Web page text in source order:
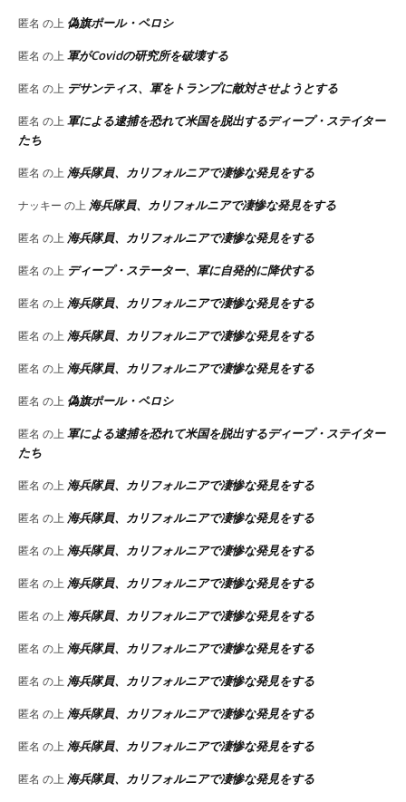
匿名 の上 偽旗ポール・ペロシ
匿名 の上 軍がCovidの研究所を破壊する
匿名 の上 デサンティス、軍をトランプに敵対させようとする
匿名 の上 軍による逮捕を恐れて米国を脱出するディープ・ステイター
たち
匿名 の上 海兵隊員、カリフォルニアで凄惨な発見をする
ナッキー の上 海兵隊員、カリフォルニアで凄惨な発見をする
匿名 の上 海兵隊員、カリフォルニアで凄惨な発見をする
匿名 の上 ディープ・ステーター、軍に自発的に降伏する
匿名 の上 海兵隊員、カリフォルニアで凄惨な発見をする
匿名 の上 海兵隊員、カリフォルニアで凄惨な発見をする
匿名 の上 海兵隊員、カリフォルニアで凄惨な発見をする
匿名 の上 偽旗ポール・ペロシ
匿名 の上 軍による逮捕を恐れて米国を脱出するディープ・ステイター
たち
匿名 の上 海兵隊員、カリフォルニアで凄惨な発見をする
匿名 の上 海兵隊員、カリフォルニアで凄惨な発見をする
匿名 の上 海兵隊員、カリフォルニアで凄惨な発見をする
匿名 の上 海兵隊員、カリフォルニアで凄惨な発見をする
匿名 の上 海兵隊員、カリフォルニアで凄惨な発見をする
匿名 の上 海兵隊員、カリフォルニアで凄惨な発見をする
匿名 の上 海兵隊員、カリフォルニアで凄惨な発見をする
匿名 の上 海兵隊員、カリフォルニアで凄惨な発見をする
匿名 の上 海兵隊員、カリフォルニアで凄惨な発見をする
匿名 の上 海兵隊員、カリフォルニアで凄惨な発見をする